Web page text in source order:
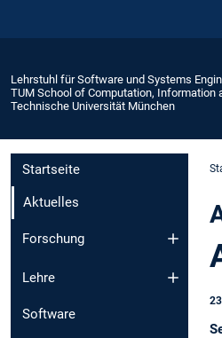
Lehrstuhl für Software und Systems
TUM School of Computation, Information
Technische Universität München
Startseite
Aktuelles
Forschung
Lehre
Software